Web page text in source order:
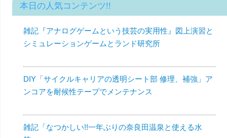
本日の人気コンテンツ!!
雑記『アナログゲームという技芸の実用性』図上演習と
シミュレーションゲームとランド研究所
DIY「サイクルキャリアの透明シート部 修理、補強」ア
ンコアを耐候性テープでメンテナンス
雑記「なつかしい!!一年ぶりの奈良田温泉と使える水